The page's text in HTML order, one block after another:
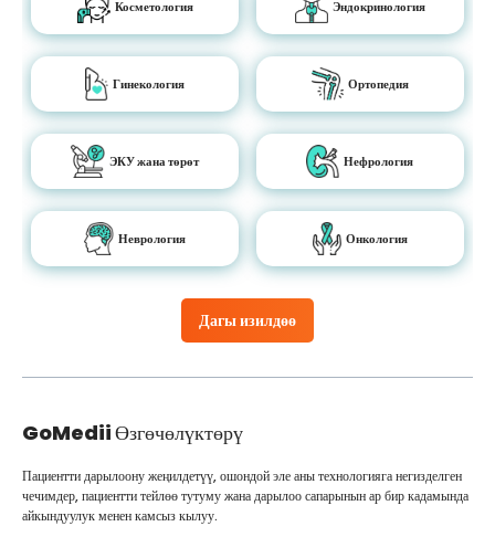
Дагы изилдөө
Косметология Эндокринология
Гинекология Ортопедия
ЭКУ жана төрөт Нефрология
Неврология Онкология
GoMediiӨзгөчөлүктөрү
Пациентти дарылоону жеңилдетүү, ошондой эле аны технологияга негизделген
чечимдер, пациентти тейлөө тутуму жана дарылоо сапарынын ар бир кадамында
айкындуулук менен камсыз кылуу.